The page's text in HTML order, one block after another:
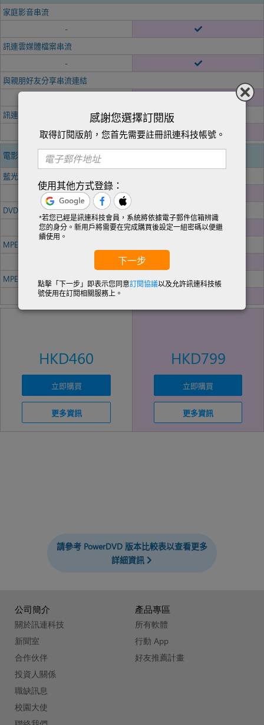
家庭影音串流
-
訊連雲媒體檔案串流
-
與親朋好友分享串流連結
訊連科技雲端空間
-
100GB/ 1 年
電影與媒體播放
藍光光碟
-
DVD 光碟
MPEG HEVC (H.265)
MPEG-4 AVC (H.264), MKV, MOV, XAVC-S
HKD460
立即購買
更多資訊
HKD799
立即購買
更多資訊
請參考 PowerDVD 版本比較表以查看更多
詳細資訊
感謝您選擇訂閱版
取得訂閱版前，您首先需要註冊訊連科技帳號。
使用其他方式登錄：
*若您已經是訊連科技會員，系統將依據電子郵件信箱辨識
您的身分。新用戶將需要在完成購買後設定一組密碼以便繼
續使用。
下一步
點擊「下一步」即表示您同意訂閱協議以及允許訊連科技帳
號使用在訂閱相關服務上。
公司簡介
關於訊連科技
新聞室
合作伙伴
投資人關係
職缺訊息
校園大使
產品專區
所有軟體
行動 App
好友推薦計畫